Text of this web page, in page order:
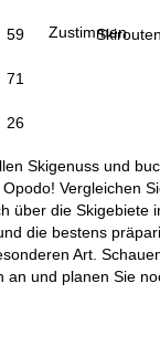
Zustimmen
59
71
26
Skigenuss und
Vergleichen
über die Skigebiete
die bestens
Art.
an und planen Sie